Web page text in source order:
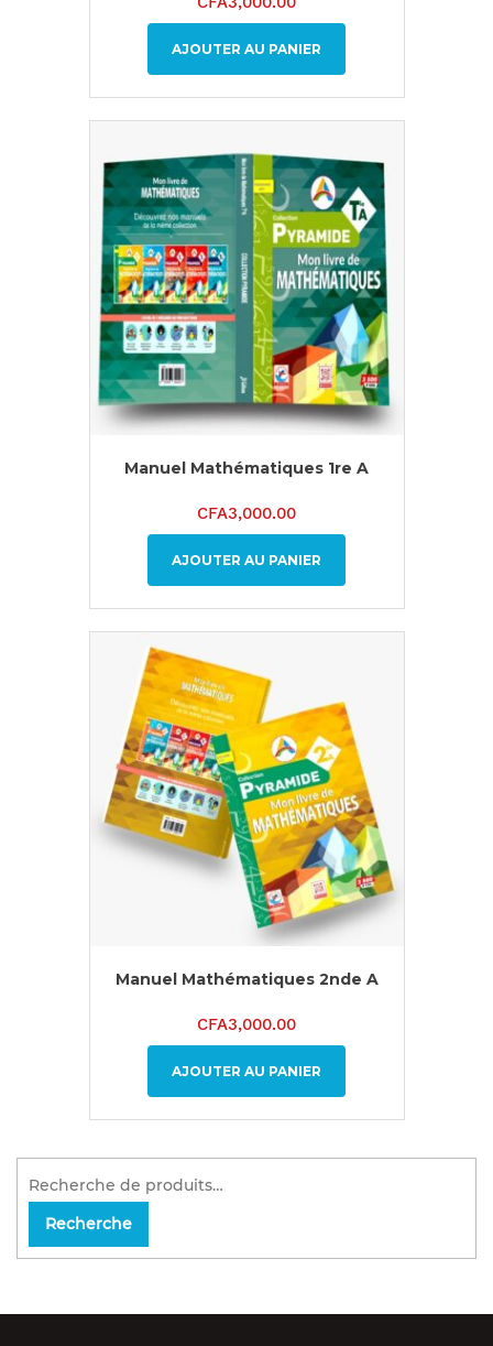
AJOUTER AU PANIER
Manuel Mathématiques 1re A
CFA3,000.00
AJOUTER AU PANIER
Manuel Mathématiques 2nde A
CFA3,000.00
AJOUTER AU PANIER
Recherche